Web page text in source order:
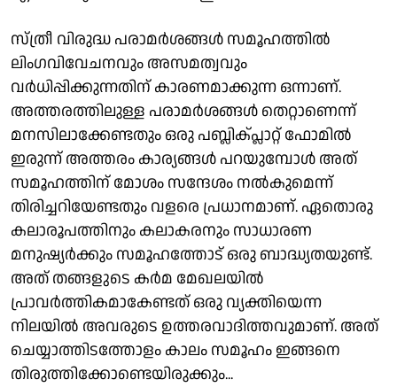
സ്ത്രീ വിരുദ്ധ പരാമർശങ്ങൾ സമൂഹത്തിൽ
ലിംഗവിവേചനവും അസമത്വവും
വർധിപ്പിക്കുന്നതിന് കാരണമാക്കുന്ന ഒന്നാണ്.
അത്തരത്തിലുള്ള പരാമർശങ്ങൾ തെറ്റാണെന്ന്
മനസിലാക്കേണ്ടതും ഒരു പബ്ലിക്പ്ലാറ്റ് ഫോമിൽ
ഇരുന്ന് അത്തരം കാര്യങ്ങൾ പറയുമ്പോൾ അത്
സമൂഹത്തിന് മോശം സന്ദേശം നൽകുമെന്ന്
തിരിച്ചറിയേണ്ടതും വളരെ പ്രധാനമാണ്. ഏതൊരു
കലാരൂപത്തിനും കലാകരനും സാധാരണ
മനുഷ്യർക്കും സമൂഹത്തോട് ഒരു ബാദ്ധ്യതയുണ്ട്.
അത് തങ്ങളുടെ കർമ മേഖലയിൽ
പ്രാവർത്തികമാകേണ്ടത് ഒരു വ്യക്തിയെന്ന
നിലയിൽ അവരുടെ ഉത്തരവാദിത്തവുമാണ്. അത്
ചെയ്യാത്തിടത്തോളം കാലം സമൂഹം ഇങ്ങനെ
തിരുത്തിക്കോണ്ടെയിരുക്കും...